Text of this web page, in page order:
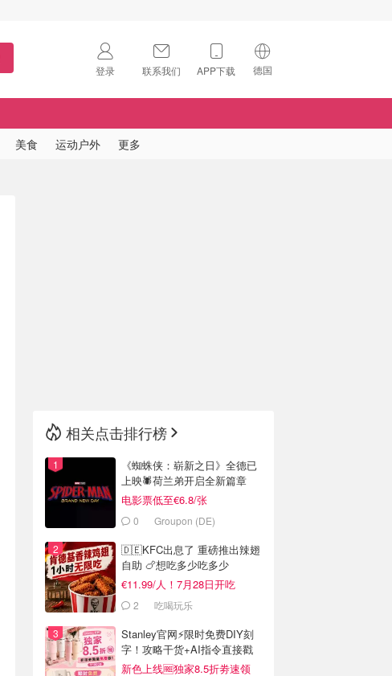
登录 联系我们 APP下载 德国
🇺🇸
美食 运动户外 更多
相关点击排行榜
《蜘蛛侠：崭新之日》全德已
上映🕷️荷兰弟开启全新篇章
电影票低至€6.8/张
0 Groupon (DE)
🇩🇪KFC出息了 重磅推出辣翅
自助 🍗想吃多少吃多少
€11.99/人！7月28日开吃
2 吃喝玩乐
Stanley官网⚡️限时免费DIY刻
字！攻略干货+AI指令直接戳
新色上线🆓独家8.5折劵速领